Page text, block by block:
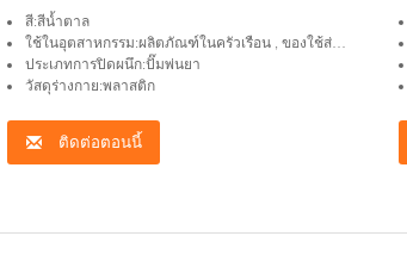
สี:สีน้ำตาล
ใช้ในอุตสาหกรรม:ผลิตภัณฑ์ในครัวเรือน , ของใช้ส่วนตัว
ประเภทการปิดผนึก:ปั๊มพ่นยา
วัสดุร่างกาย:พลาสติก
ติดต่อตอนนี้